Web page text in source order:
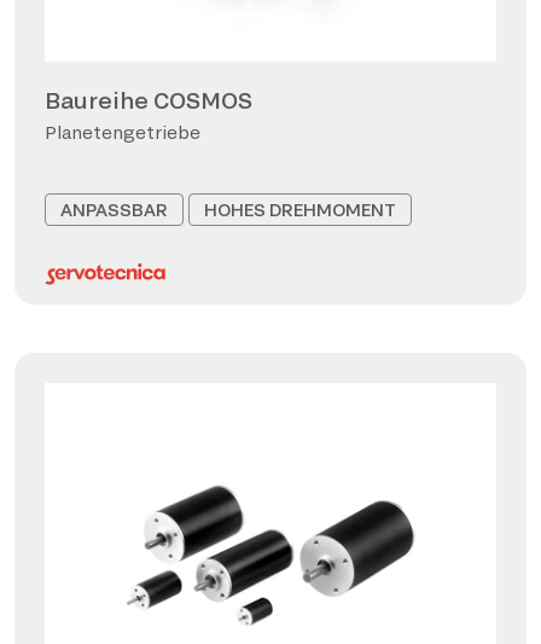
Baureihe COSMOS
Planetengetriebe
ANPASSBAR HOHES DREHMOMENT